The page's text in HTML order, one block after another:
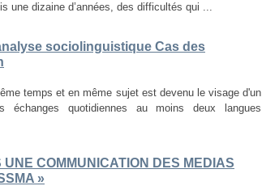
une dizaine d’années, des difficultés qui ...
sociolinguistique Cas des
temps et en même sujet est devenu le visage d'un
quotidiennes au moins deux langues
COMMUNICATION DES MEDIAS
»